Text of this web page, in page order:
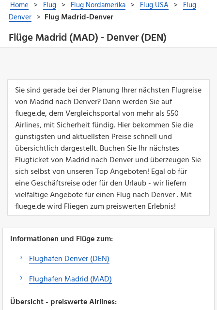
Flüge Madrid (MAD) - Denver (DEN)
Sie sind gerade bei der Planung Ihrer nächsten Flugreise
von Madrid nach Denver? Dann werden Sie auf
fluege.de, dem Vergleichsportal von mehr als 550
Airlines, mit Sicherheit fündig. Hier bekommen Sie die
günstigsten und aktuellsten Preise schnell und
übersichtlich dargestellt. Buchen Sie Ihr nächstes
Flugticket von Madrid nach Denver und überzeugen Sie
sich selbst von unseren Top Angeboten! Egal ob für
eine Geschäftsreise oder für den Urlaub - wir liefern
vielfältige Angebote für einen Flug nach Denver . Mit
fluege.de wird Fliegen zum preiswerten Erlebnis!
Informationen und Flüge zum:
Flughafen Denver (DEN)
Flughafen Madrid (MAD)
Übersicht - preiswerte Airlines: